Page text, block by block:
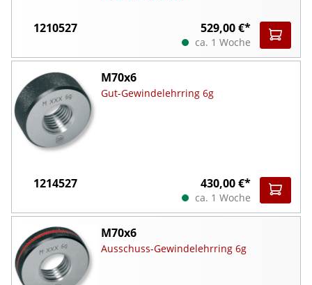
1210527 529,00 €*
ca. 1 Woche
M70x6
Gut-Gewindelehrring 6g
1214527 430,00 €*
ca. 1 Woche
M70x6
Ausschuss-Gewindelehrring 6g